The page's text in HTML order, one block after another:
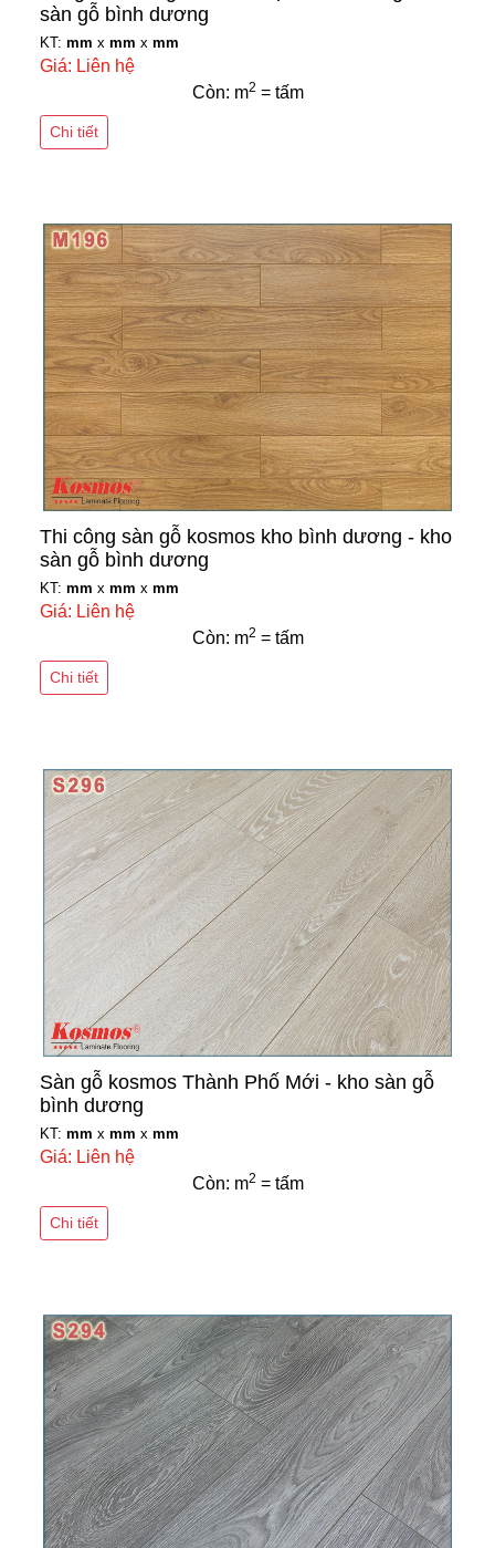
sàn gỗ bình dương
KT: mm x mm x mm
Giá: Liên hệ
Còn: m2 = tấm
Chi tiết
Thi công sàn gỗ kosmos kho bình dương - kho
sàn gỗ bình dương
KT: mm x mm x mm
Giá: Liên hệ
Còn: m2 = tấm
Chi tiết
Sàn gỗ kosmos Thành Phố Mới - kho sàn gỗ
bình dương
KT: mm x mm x mm
Giá: Liên hệ
Còn: m2 = tấm
Chi tiết